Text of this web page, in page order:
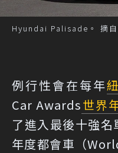
Hyundai Palisade。 摘
例行性會在每年
Car Awards世界
了進入最後十強
年度都會車（